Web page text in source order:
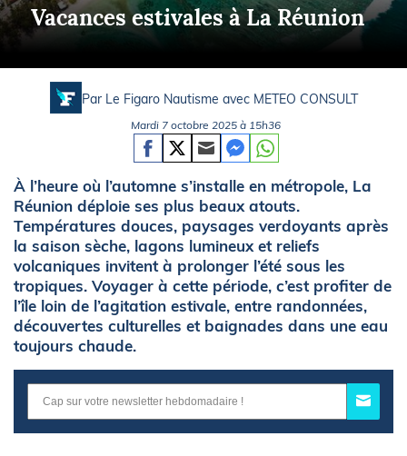
Vacances estivales à La Réunion
Par Le Figaro Nautisme avec METEO CONSULT
Mardi 7 octobre 2025 à 15h36
À l’heure où l’automne s’installe en métropole, La
Réunion déploie ses plus beaux atouts.
Températures douces, paysages verdoyants après
la saison sèche, lagons lumineux et reliefs
volcaniques invitent à prolonger l’été sous les
tropiques. Voyager à cette période, c’est profiter de
l’île loin de l’agitation estivale, entre randonnées,
découvertes culturelles et baignades dans une eau
toujours chaude.